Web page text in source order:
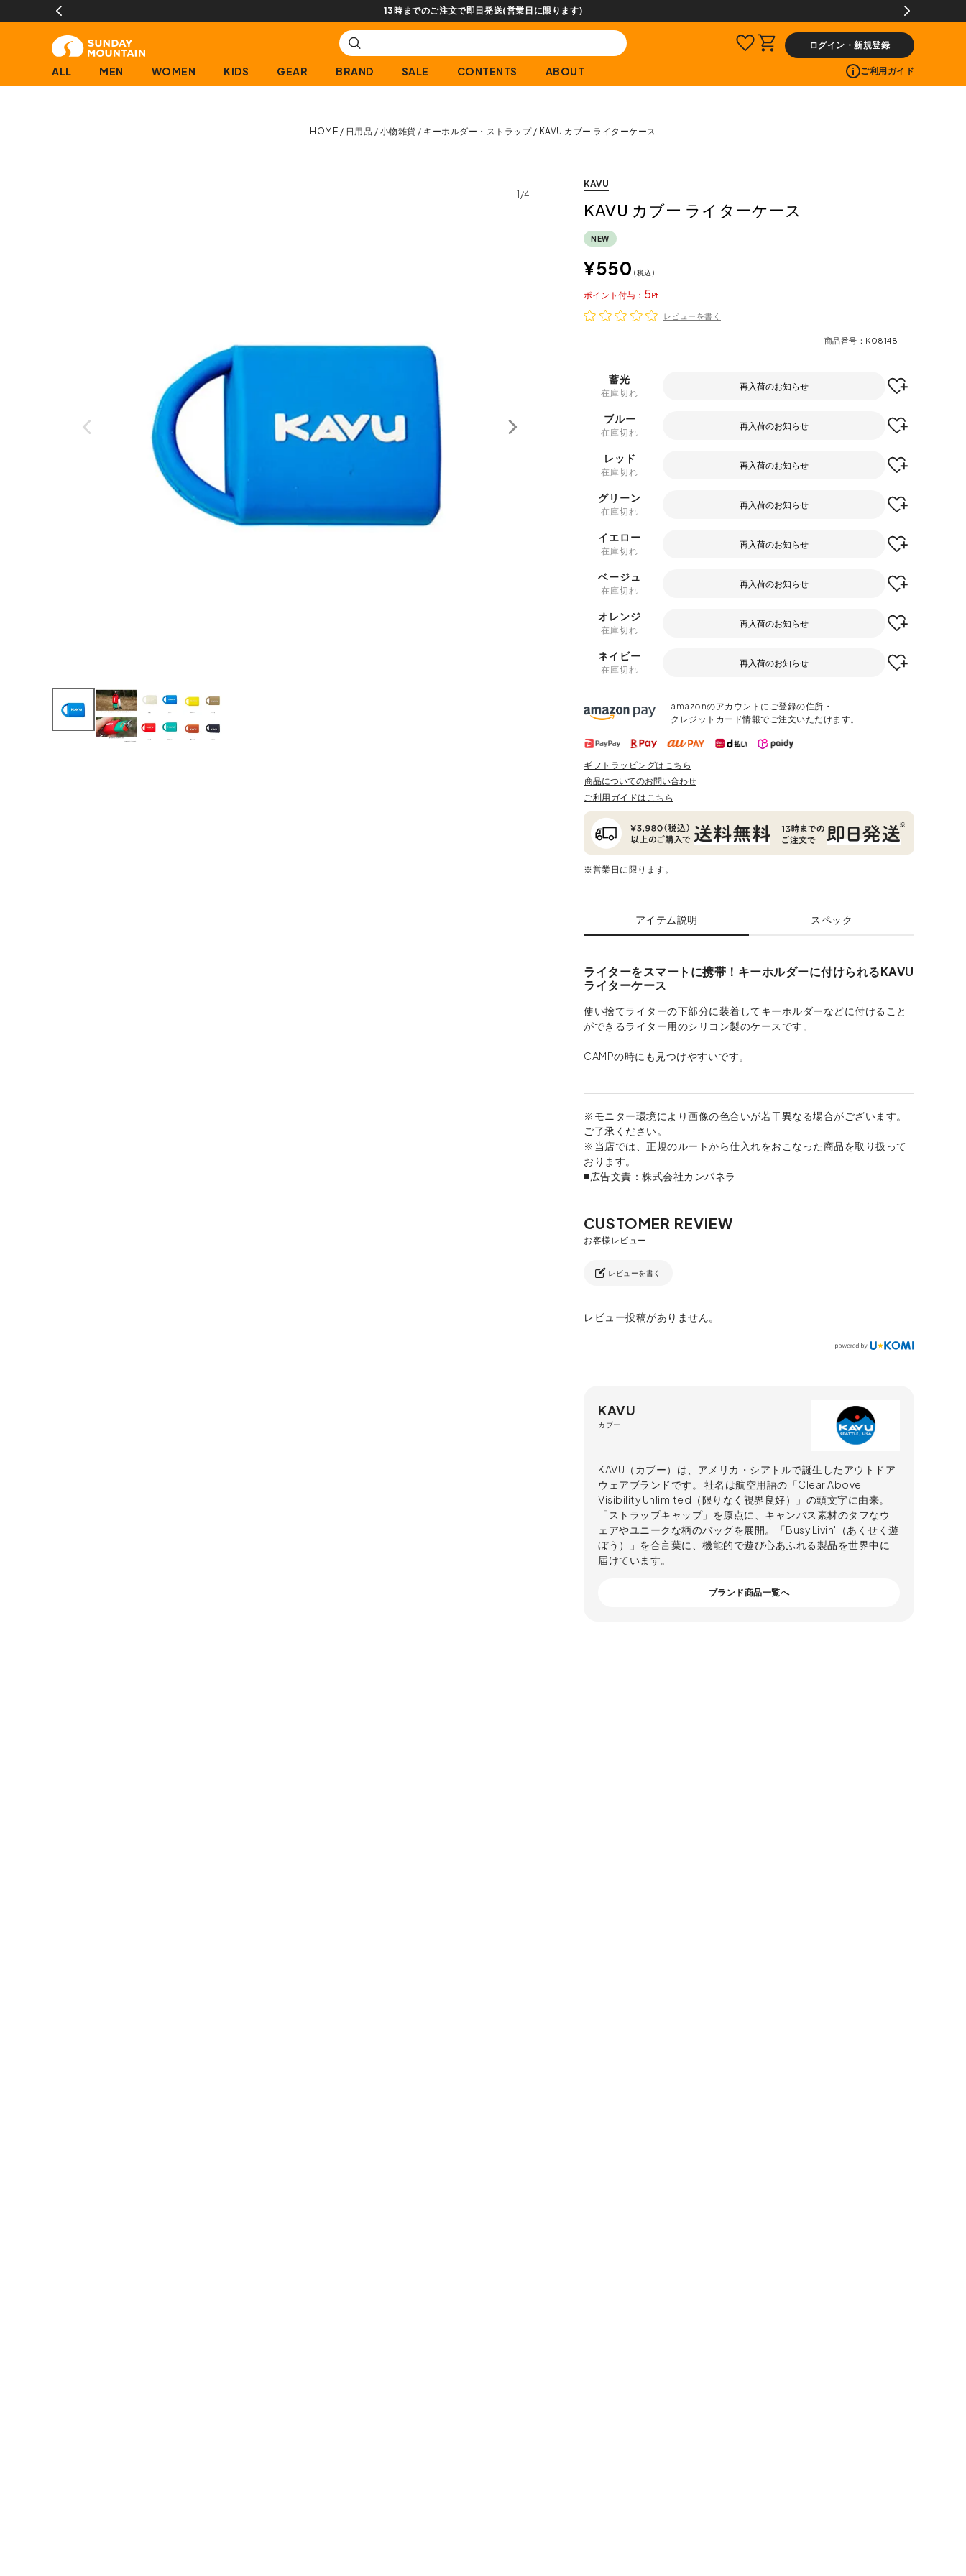
でのご注文で即日発送(営業日に限ります) 【会員限定】交換送料片道無料サービス
ログイン・新規登録
ALL MEN WOMEN KIDS GEAR BRAND SALE CONTENTS ABOUT ご利用ガイド
HOME 日用品 小物雑貨 キーホルダー・ストラップ KAVU カブー ライターケース
1/4
KAVU
KAVU カブー ライターケース
NEW
¥550 税込
5
ポイント
レビューを書く
商品番号 K08148
蓄光
在庫切れ
再入荷のお知らせ
ブルー
在庫切れ
再入荷のお知らせ
レッド
在庫切れ
再入荷のお知らせ
グリーン
在庫切れ
再入荷のお知らせ
イエロー
在庫切れ
再入荷のお知らせ
ベージュ
在庫切れ
再入荷のお知らせ
オレンジ
在庫切れ
再入荷のお知らせ
ネイビー
在庫切れ
再入荷のお知らせ
amazonのアカウントにご登録の住所・
クレジットカード情報でご注文いただけます。
ギフトラッピングはこちら
商品についてのお問い合わせ
ご利用ガイドはこちら
※営業日に限ります。
アイテム説明 スペック
ライターをスマートに携帯！キーホルダーに付けられるKAVU
ライターケース
使い捨てライターの下部分に装着してキーホルダーなどに付けること
ができるライター用のシリコン製のケースです。
CAMPの時にも見つけやすいです。
※モニター環境により画像の色合いが若干異なる場合がございます。
ご了承ください。
※当店では、正規のルートから仕入れをおこなった商品を取り扱って
おります。
■広告文責：株式会社カンパネラ
レビューを書く
レビュー投稿がありません。
KAVU
カブー
KAVU（カブー）は、アメリカ・シアトルで誕生したアウトドア
ウェアブランドです。 社名は航空用語の「Clear Above
Visibility Unlimited（限りなく視界良好）」の頭文字に由来。
「ストラップキャップ」を原点に、キャンバス素材のタフなウ
ェアやユニークな柄のバッグを展開。「Busy Livin'（あくせく遊
ぼう）」を合言葉に、機能的で遊び心あふれる製品を世界中に
届けています。
ブランド商品一覧へ